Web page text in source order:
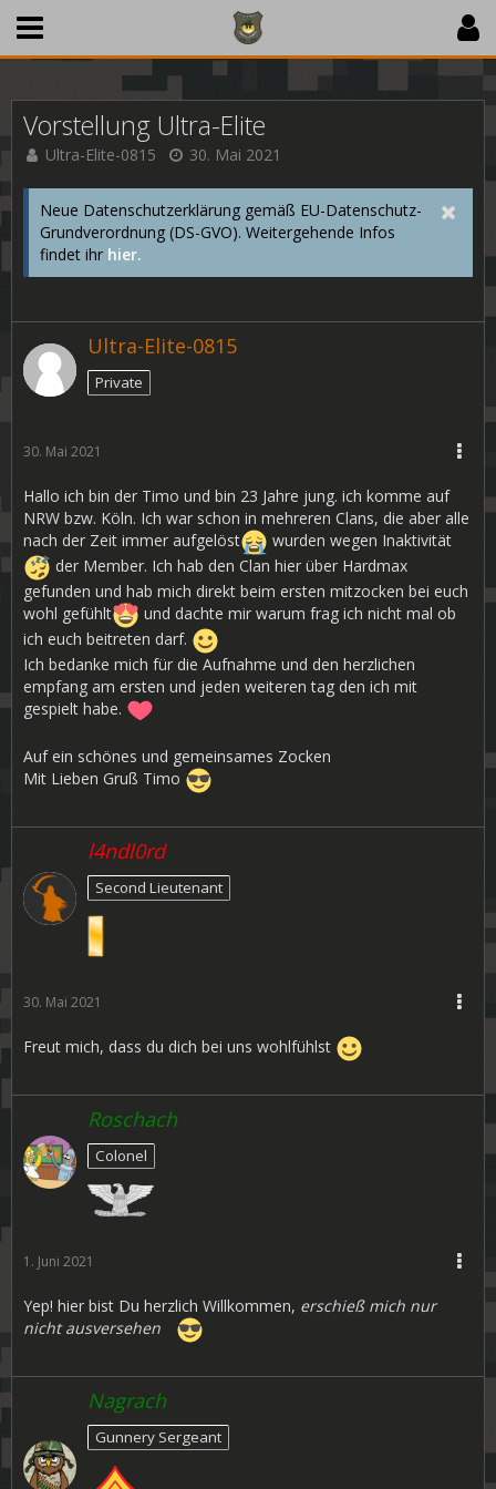
Vorstellung Ultra-Elite
Ultra-Elite-0815 30. Mai 2021
Neue Datenschutzerklärung gemäß EU-Datenschutz-
Grundverordnung (DS-GVO). Weitergehende Infos
findet ihr hier.
Ultra-Elite-0815
Private
30. Mai 2021
Hallo ich bin der Timo und bin 23 Jahre jung. ich komme auf
NRW bzw. Köln. Ich war schon in mehreren Clans, die aber alle
nach der Zeit immer aufgelöst
wurden wegen Inaktivität
der Member. Ich hab den Clan hier über Hardmax
gefunden und hab mich direkt beim ersten mitzocken bei euch
wohl gefühlt
und dachte mir warum frag ich nicht mal ob
ich euch beitreten darf.
Ich bedanke mich für die Aufnahme und den herzlichen
empfang am ersten und jeden weiteren tag den ich mit
gespielt habe.
Auf ein schönes und gemeinsames Zocken
Mit Lieben Gruß Timo
l4ndl0rd
Second Lieutenant
30. Mai 2021
Freut mich, dass du dich bei uns wohlfühlst
Roschach
Colonel
1. Juni 2021
Yep! hier bist Du herzlich Willkommen, erschieß mich nur
nicht ausversehen
Nagrach
Gunnery Sergeant